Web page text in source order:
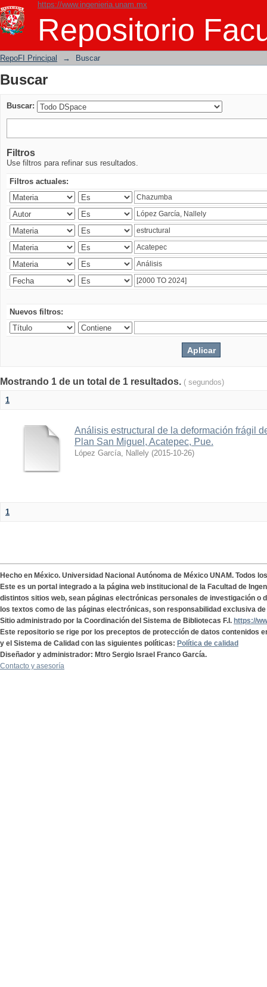
https://www.ingenieria.unam.mx
Repositorio
Buscar
RepoFI Principal → Buscar
Buscar
Buscar:
Filtros
Use filtros para refinar sus resultados.
Filtros actuales:
Nuevos filtros:
Mostrando 1 de un total de 1 resultados. ( segundos)
1
Análisis estructural de la deformación frágil
Plan San Miguel, Acatepec, Pue.
López García, Nallely (2015-10-26)
1
Hecho en México. Universidad Nacional Autónoma de México UNAM. Todos
Este es un portal integrado a la página web institucional de la Facultad de
distintos sitios web, sean páginas electrónicas personales de investigación o
los textos como de las páginas electrónicas, son responsabilidad exclusiva
Sitio administrado por la Coordinación del Sistema de Bibliotecas F.I. https://
Este repositorio se rige por los preceptos de protección de datos contenidos
y el Sistema de Calidad con las siguientes políticas: Política de calidad
Diseñador y administrador: Mtro Sergio Israel Franco García.
Contacto y asesoría